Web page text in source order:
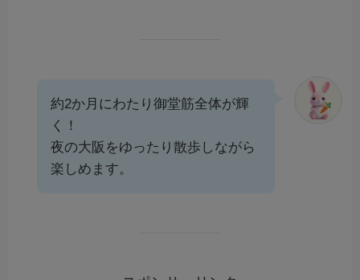
約2か月にわたり御堂筋全体が輝
く！
夜の大阪をゆったり散歩しながら
楽しめます。